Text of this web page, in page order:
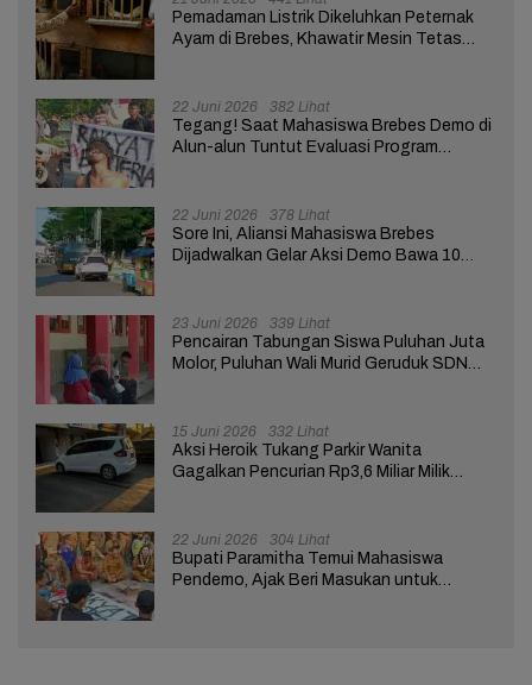
Pemadaman Listrik Dikeluhkan Peternak
Ayam di Brebes, Khawatir Mesin Tetas
22 Juni 2026 382 Lihat
Tegang! Saat Mahasiswa Brebes Demo di
Alun-alun Tuntut Evaluasi Program
22 Juni 2026 378 Lihat
Sore Ini, Aliansi Mahasiswa Brebes
Dijadwalkan Gelar Aksi Demo Bawa 10
23 Juni 2026 339 Lihat
Pencairan Tabungan Siswa Puluhan Juta
Molor, Puluhan Wali Murid Geruduk SDN
15 Juni 2026 332 Lihat
Aksi Heroik Tukang Parkir Wanita
Gagalkan Pencurian Rp3,6 Miliar Milik
22 Juni 2026 304 Lihat
Bupati Paramitha Temui Mahasiswa
Pendemo, Ajak Beri Masukan untuk